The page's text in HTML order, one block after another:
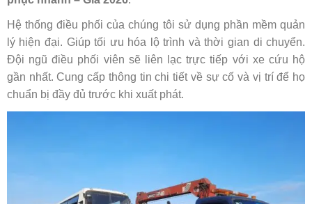
Hệ thống điều phối của chúng tôi sử dụng phần mềm quản
lý hiện đại. Giúp tối ưu hóa lộ trình và thời gian di chuyển.
Đội ngũ điều phối viên sẽ liên lạc trực tiếp với xe cứu hộ
gần nhất. Cung cấp thông tin chi tiết về sự cố và vị trí để họ
chuẩn bị đầy đủ trước khi xuất phát.